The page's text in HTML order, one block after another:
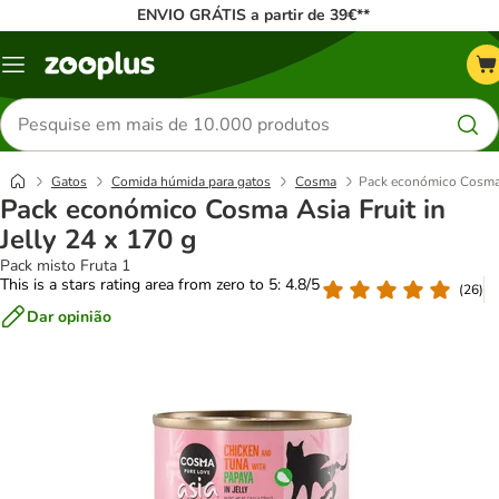
ENVIO GRÁTIS a partir de 39€**
Menu
Pesquisar
produtos
Gatos Comida húmida para gatos Cosma Pack económico
Pack económico Cosma Asia Fruit in
Jelly 24 x 170 g
Pack misto Fruta 1
This is a stars rating area from zero to 5: 4.8/5
(26)
Dar opinião